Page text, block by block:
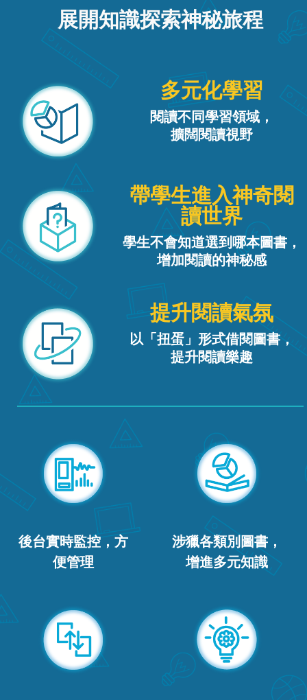
展開知識探索神秘旅程
多元化學習
閱讀不同學習領域，
擴闊閱讀視野
帶學生進入神奇閱
讀世界
學生不會知道選到哪本圖書，
增加閱讀的神秘感
提升閱讀氣氛
以「扭蛋」形式借閱圖書，
提升閱讀樂趣
後台實時監控，方
便管理
涉獵各類別圖書，
增進多元知識